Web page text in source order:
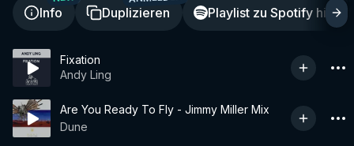
Info Duplizieren Playlist zu Spotify
Fixation
Andy Ling
Are You Ready To Fly - Jimmy Miller Mix
Dune